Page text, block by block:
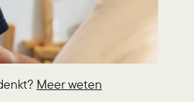
Meer weten